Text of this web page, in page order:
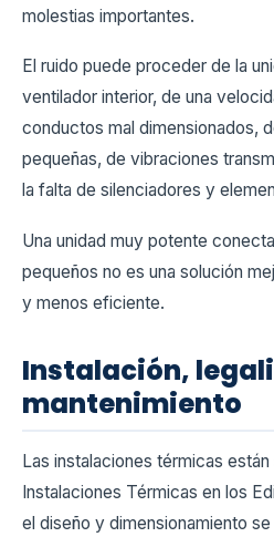
molestias importantes.
El ruido puede proceder de la
ventilador interior, de una
conductos mal dimensionados,
pequeñas, de vibraciones
la falta de silenciadores y
Una unidad muy potente
pequeños no es una solución
y menos eficiente.
Instalación,
mantenimiento
Las instalaciones térmicas
Instalaciones Térmicas en los
el diseño y dimensionamiento